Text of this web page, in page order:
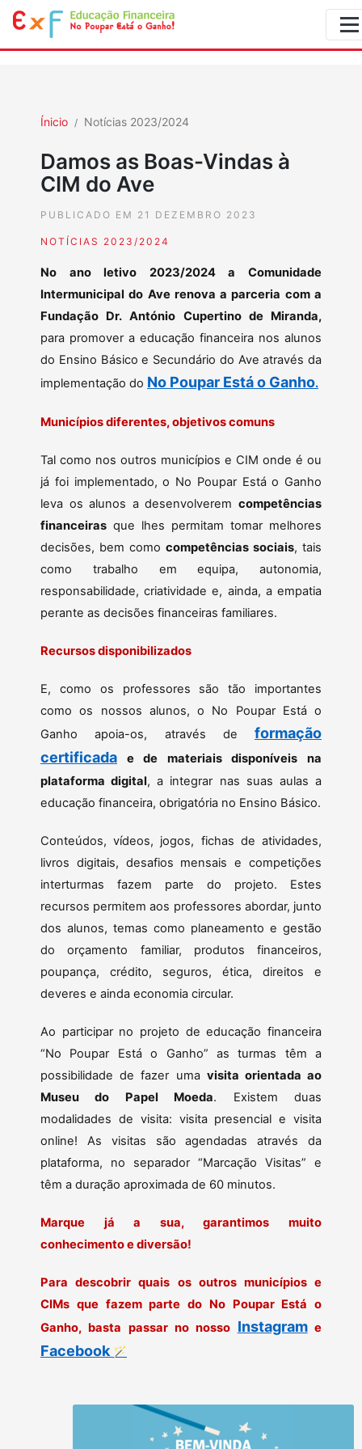
Ínicio Notícias 2023/2024
Damos as Boas-Vindas à
CIM do Ave
PUBLICADO EM 21 DEZEMBRO 2023
NOTÍCIAS 2023/2024
No ano letivo 2023/2024 a Comunidade
Intermunicipaldo Averenova a parceria com a
Fundação Dr. António Cupertino de Miranda,
para promover a educação financeira nos alunos
do Ensino Básico e Secundário do Ave através da
implementação do No Poupar Está o Ganho.
Municípios diferentes, objetivos comuns
Tal como nos outros municípios e CIM onde é ou
já foi implementado, o No Poupar Está o Ganho
leva os alunos a desenvolverem competências
financeiras que lhes permitam tomar melhores
decisões, bem como competências sociais, tais
como trabalho em equipa, autonomia,
responsabilidade, criatividade e, ainda, a empatia
perante as decisões financeiras familiares.
Recursos disponibilizados
E, como os professores são tão importantes
como os nossos alunos, o No Poupar Está o
Ganho apoia-os, através de formação
certificada e de materiais disponíveis na
plataforma digital, a integrar nas suas aulas a
educação financeira, obrigatória no Ensino Básico.
Conteúdos, vídeos, jogos, fichas de atividades,
livros digitais, desafios mensais e competições
interturmas fazem parte do projeto. Estes
recursos permitem aos professores abordar, junto
dos alunos, temas como planeamento e gestão
do orçamento familiar, produtos financeiros,
poupança, crédito, seguros, ética, direitos e
deveres e ainda economia circular.
Ao participar no projeto de educação financeira
“No Poupar Está o Ganho” as turmas têm a
possibilidade de fazer uma visita orientada ao
Museu do Papel Moeda. Existem duas
modalidades de visita: visita presencial e visita
online! As visitas são agendadas através da
plataforma, no separador “Marcação Visitas” e
têm a duração aproximada de 60 minutos.
Marque já a sua, garantimos muito
conhecimento e diversão!
Para descobrir quais os outros municípios e
CIMs que fazem parte do No Poupar Está o
Ganho, basta passar no nosso Instagrame
Facebook 🪄